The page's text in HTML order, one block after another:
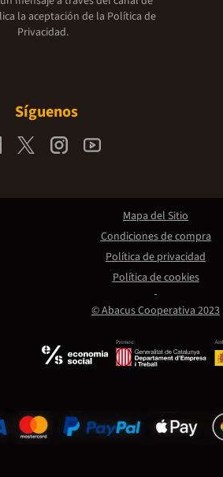
la aceptación de la Política de
Privacidad.
Síguenos
Promou:
© Abacus Cooperativa 2023
Mapa del Sitio
Condiciones de compra
Política de privacidad
Política de cookies